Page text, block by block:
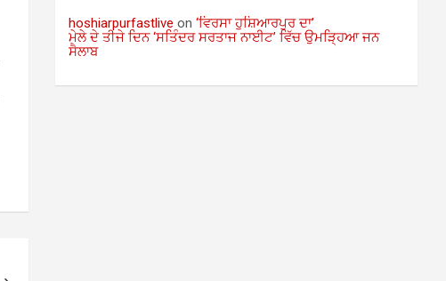
hoshiarpurfastlive on‘ਵਿਰਸਾ ਹੁਸ਼ਿਆਰਪੁਰ ਦਾ’
ਮੇਲੇ ਦੇ ਤੀਜੇ ਦਿਨ ‘ਸਤਿੰਦਰ ਸਰਤਾਜ ਨਾਈਟ’ ਵਿੱਚ ਉਮੜ੍ਹਿਆ ਜਨ
ਸੈਲਾਬ